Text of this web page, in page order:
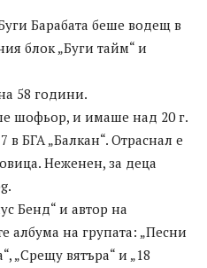
Барабата беше водещ в
блок „Буги тайм“ и
58 години.
шофьор, и имаше над 20 г.
в БГА „Балкан“. Отраснал е
Неженен, за деца
Бенд“ и автор на
албума на групата: „Песни
„Срещу вятъра“ и „18